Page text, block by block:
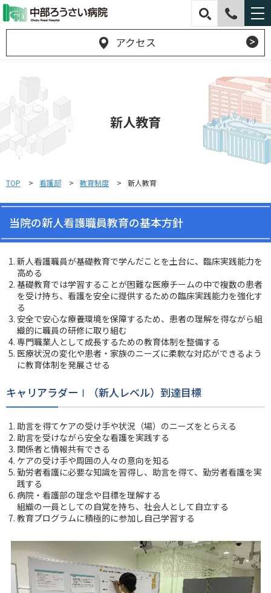
アクセス
新人教育
TOP 看護部 教育制度 新人教育
当院の新人看護職員教育の基本方針
新人看護職員が基礎教育で学んだことを土台に、臨床実践能力を
高める
基礎教育では学習することが困難な医療チームの中で複数の患者
を受け持ち、看護を安全に提供するための臨床実践能力を強化す
る
安全で安心な療養環境を保障するため、患者の理解を得ながら組
織的に職員の研修に取り組む
専門職業人として成長するための教育体制を整備する
医療状況の変化や患者・家族のニーズに柔軟な対応ができるよう
に教育体制を発展させる
キャリアラダーⅠ（新人レベル）到達目標
助言を得てケアの受け手や状況（場）のニーズをとらえる
助言を受けながら安全な看護を実践する
関係者と情報共有できる
ケアの受け手や周囲の人々の意向を知る
勤労者看護に必要な知識を習得し、助言を得て、勤労者看護を実
践する
病院・看護部の理念や目標を理解する
組織の一員としての自覚を持ち、社会人として自立する
教育プログラムに積極的に参加し自己学習する